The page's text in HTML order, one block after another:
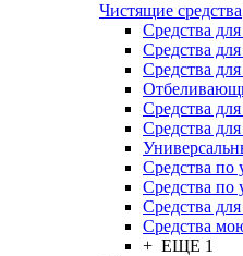
Чистящие средства
Средства
Средства
Средства
Средства
Средства
Средства по
Средства по
Средства
Средства
+ ЕЩЕ 1